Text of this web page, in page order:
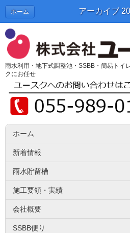
ホーム
雨水利用・地下式調整池・SSBB・簡易トイ
クにお任せ
ホーム
新着情報
雨水貯留槽
施工要領・実績
会社概要
SSBB便り